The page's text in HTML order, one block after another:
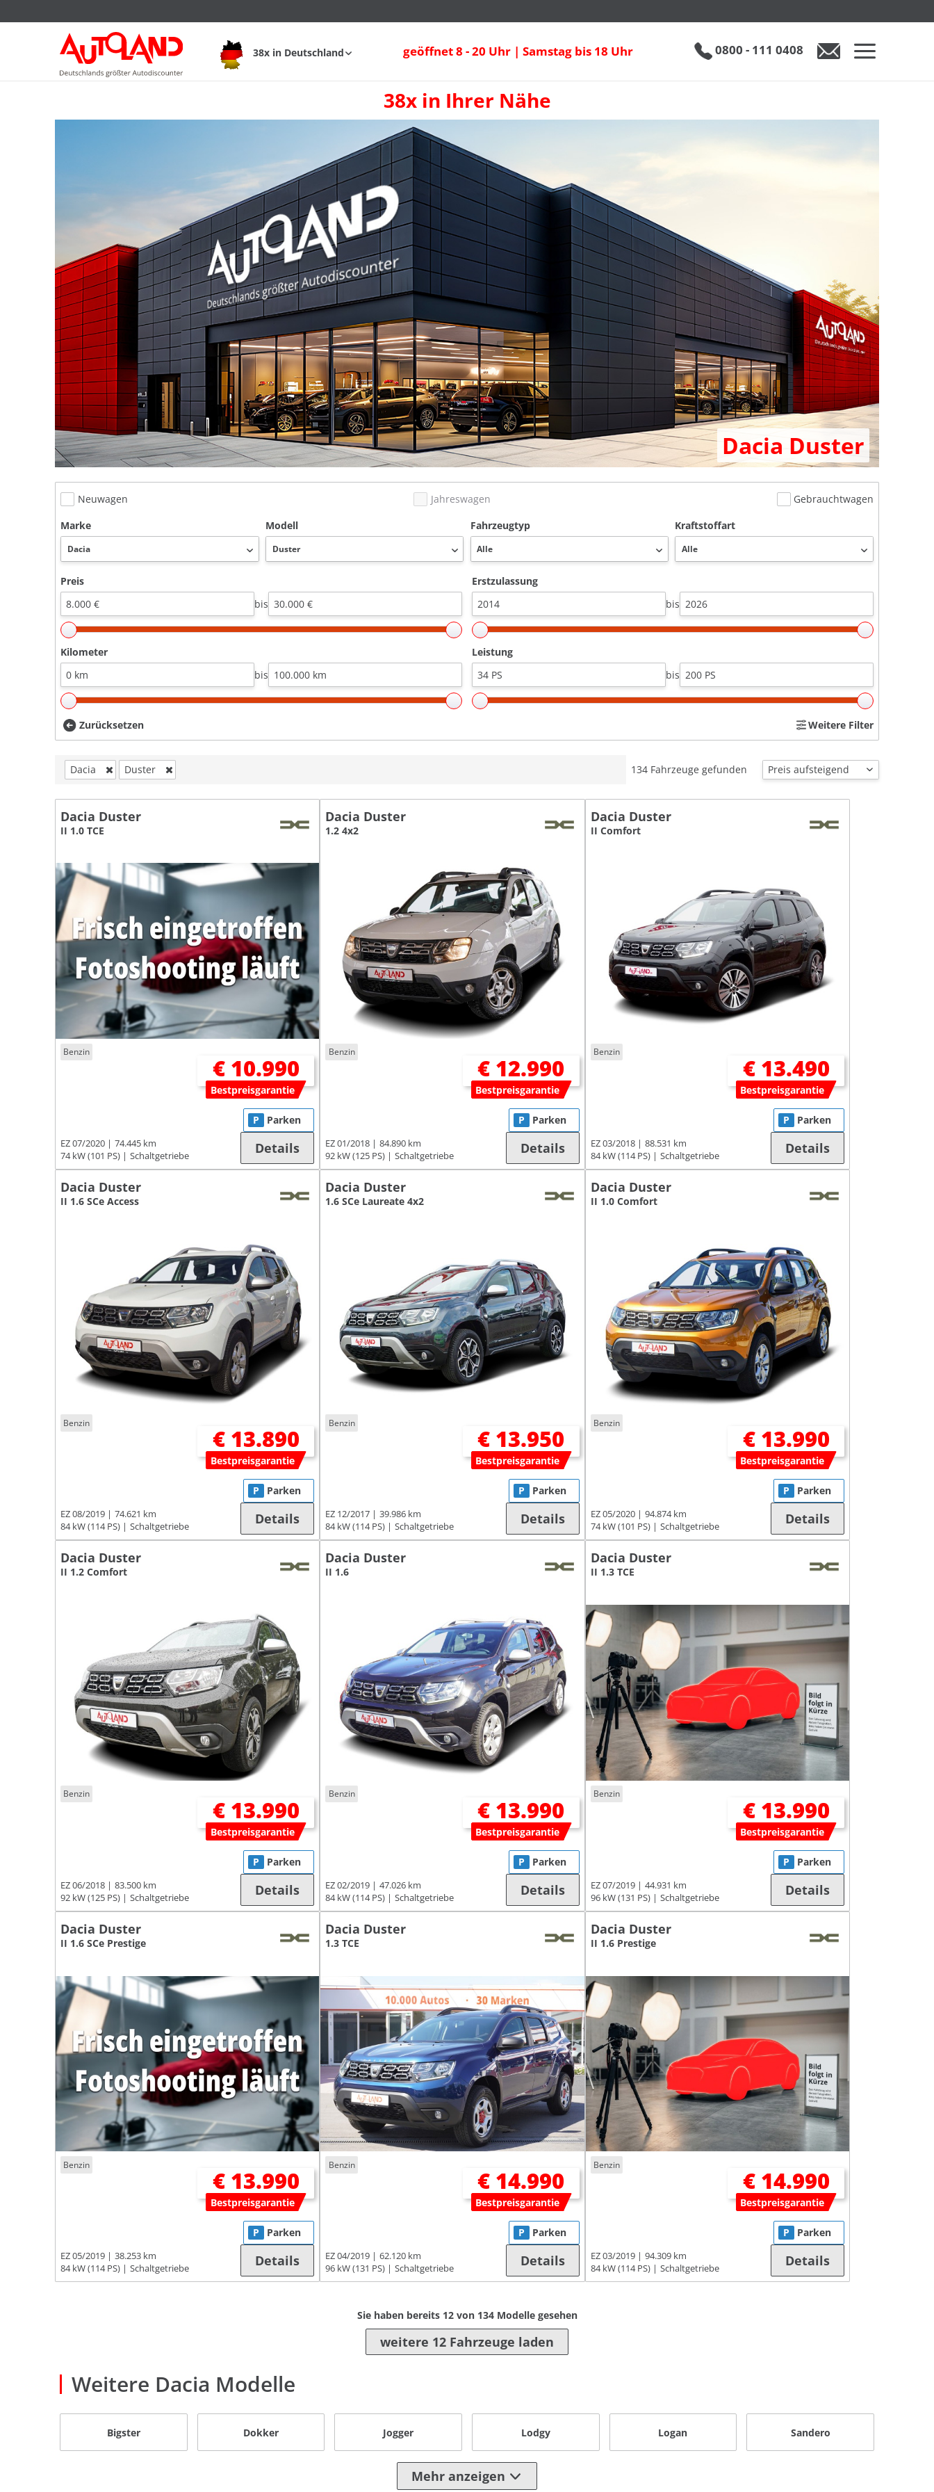
38x in Deutschland geöffnet 8 - 20 Uhr | Samstag bis 18 Uhr 0800 - 111 0408
38x in Ihrer Nähe
Dacia Duster
Neuwagen Jahreswagen
Gebrauchtwagen
Marke
Modell Fahrzeugtyp Kraftstoffart
Preis
bis
Erstzulassung
bis
Kilometer
bis
Leistung
bis
Zurücksetzen Weitere Filter
Dacia Duster 134 Fahrzeuge gefunden
Dacia Duster
II 1.0 TCE
Benzin
€ 10.990
Bestpreisgarantie
EZ 07/2020
74.445 km
74 kW (101 PS)
Schaltgetriebe
P Parken
Details
Dacia Duster
1.2 4x2
Benzin
€ 12.990
Bestpreisgarantie
EZ 01/2018
84.890 km
92 kW (125 PS)
Schaltgetriebe
P Parken
Details
Dacia Duster
II Comfort
Benzin
€ 13.490
Bestpreisgarantie
EZ 03/2018
88.531 km
84 kW (114 PS)
Schaltgetriebe
P Parken
Details
Dacia Duster
II 1.6 SCe Access
Benzin
€ 13.890
Bestpreisgarantie
EZ 08/2019
74.621 km
84 kW (114 PS)
Schaltgetriebe
P Parken
Details
Dacia Duster
1.6 SCe Laureate 4x2
Benzin
€ 13.950
Bestpreisgarantie
EZ 12/2017
39.986 km
84 kW (114 PS)
Schaltgetriebe
P Parken
Details
Dacia Duster
II 1.0 Comfort
Benzin
€ 13.990
Bestpreisgarantie
EZ 05/2020
94.874 km
74 kW (101 PS)
Schaltgetriebe
P Parken
Details
Dacia Duster
II 1.2 Comfort
Benzin
€ 13.990
Bestpreisgarantie
EZ 06/2018
83.500 km
92 kW (125 PS)
Schaltgetriebe
P Parken
Details
Dacia Duster
II 1.6
Benzin
€ 13.990
Bestpreisgarantie
EZ 02/2019
47.026 km
84 kW (114 PS)
Schaltgetriebe
P Parken
Details
Dacia Duster
II 1.3 TCE
Benzin
€ 13.990
Bestpreisgarantie
EZ 07/2019
44.931 km
96 kW (131 PS)
Schaltgetriebe
P Parken
Details
Dacia Duster
II 1.6 SCe Prestige
Benzin
€ 13.990
Bestpreisgarantie
EZ 05/2019
38.253 km
84 kW (114 PS)
Schaltgetriebe
P Parken
Details
Dacia Duster
1.3 TCE
Benzin
€ 14.990
Bestpreisgarantie
EZ 04/2019
62.120 km
96 kW (131 PS)
Schaltgetriebe
P Parken
Details
Dacia Duster
II 1.6 Prestige
Benzin
€ 14.990
Bestpreisgarantie
EZ 03/2019
94.309 km
84 kW (114 PS)
Schaltgetriebe
P Parken
Details
Sie haben bereits 12von 134Modelle gesehen
weitere 12 Fahrzeuge laden
Weitere Dacia Modelle
Bigster Dokker Jogger Lodgy Logan Sandero
Mehr anzeigen